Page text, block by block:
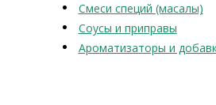
Смеси специй (масалы)
Соусы и приправы
Ароматизаторы и